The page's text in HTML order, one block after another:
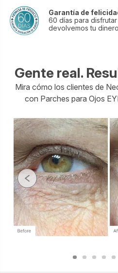
resultados, ¡así de simple!
Cantidad: 5 pares de un solo uso
individualmente
Garantía de
60 días para
devolvemos tu dinero
Gente real.
Mira cómo los clientes de
con Parches para Ojos